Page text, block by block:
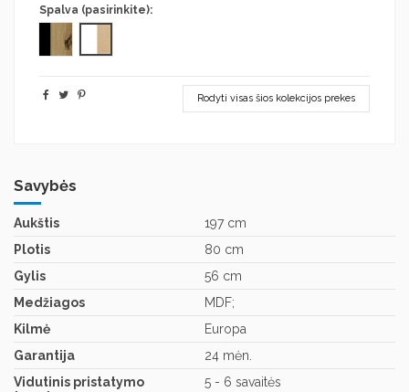
Spalva (pasirinkite):
Artisan ąžuolas/juoda
Rodyti visas šios kolekcijos prekes
Savybės
Aukštis
197 cm
Plotis
80 cm
Gylis
56 cm
Medžiagos
MDF;
Kilmė
Europa
Garantija
24 mėn.
Vidutinis pristatymo
5 - 6 savaitės